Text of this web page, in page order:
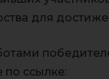
для
ссылке: